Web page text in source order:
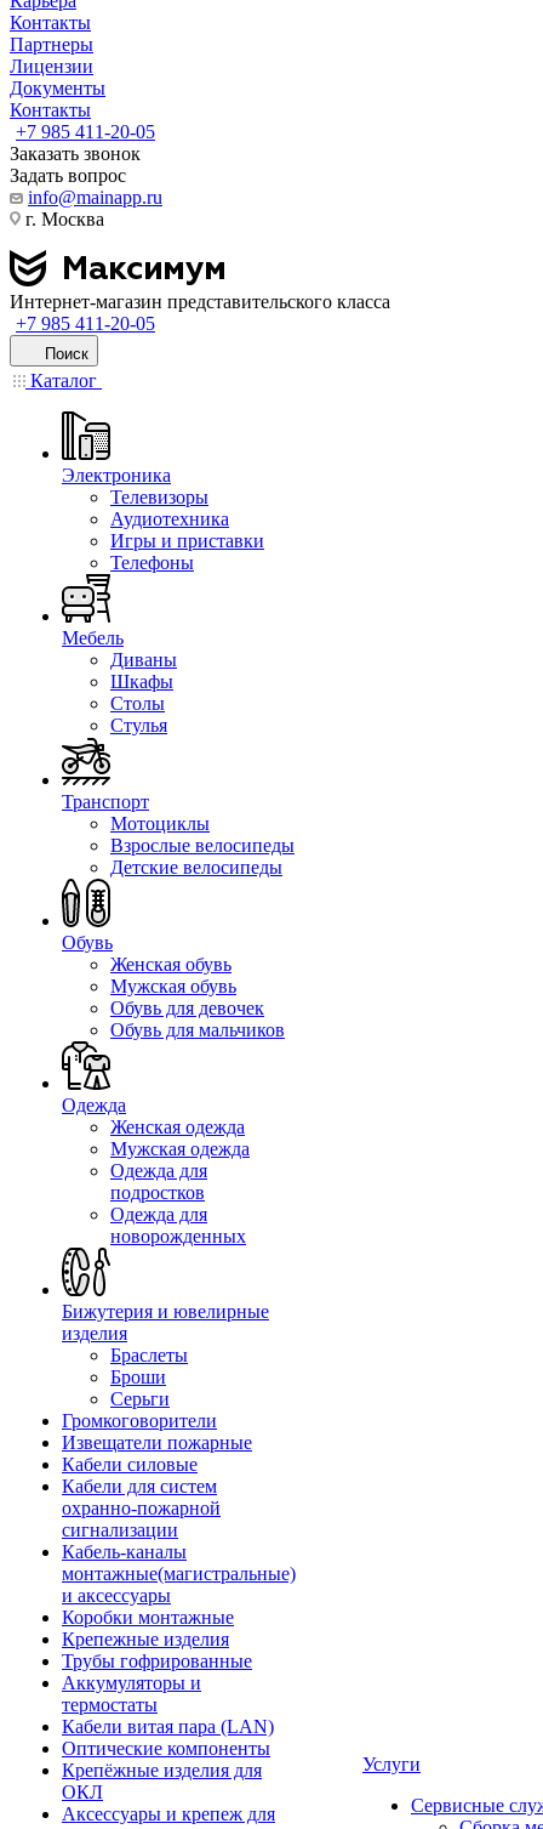
Контакты
Партнеры
Лицензии
Документы
Контакты
+7 985 411-20-05
Заказать звонок
Задать вопрос
info@mainapp.ru
г. Москва
Интернет-магазин представительского класса
+7 985 411-20-05
Поиск
Каталог
Электроника
Телевизоры
Аудиотехника
Игры и приставки
Телефоны
Мебель
Диваны
Шкафы
Столы
Стулья
Транспорт
Мотоциклы
Взрослые велосипеды
Детские велосипеды
Обувь
Женская обувь
Мужская обувь
Обувь для девочек
Обувь для мальчиков
Одежда
Женская одежда
Мужская одежда
Одежда для
подростков
Одежда для
новорожденных
Бижутерия и ювелирные
изделия
Браслеты
Броши
Серьги
Громкоговорители
Извещатели пожарные
Кабели силовые
Кабели для систем
охранно-пожарной
сигнализации
Кабель-каналы
монтажные(магистральные)
и аксессуары
Коробки монтажные
Крепежные изделия
Трубы гофрированные
Аккумуляторы и
термостаты
Кабели витая пара (LAN)
Оптические компоненты
Крепёжные изделия для
ОКЛ
Аксессуары и крепеж для
Услуги
Сервисные